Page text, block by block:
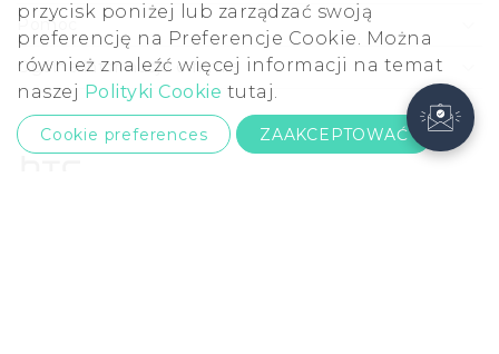
przycisk poniżej lub zarządzać swoją
preferencję na Preferencje Cookie. Można
również znaleźć więcej informacji na temat
naszej Polityki Cookie tutaj.
Cookie preferences ZAAKCEPTOWAĆ
5G
VIVE
Akcesoria
HTC Vive
HTC Dev
Pomoc
Pomoc
Pomoc E-commerce
Ogólne informacje o firmie
ESG
Informacje o firmie